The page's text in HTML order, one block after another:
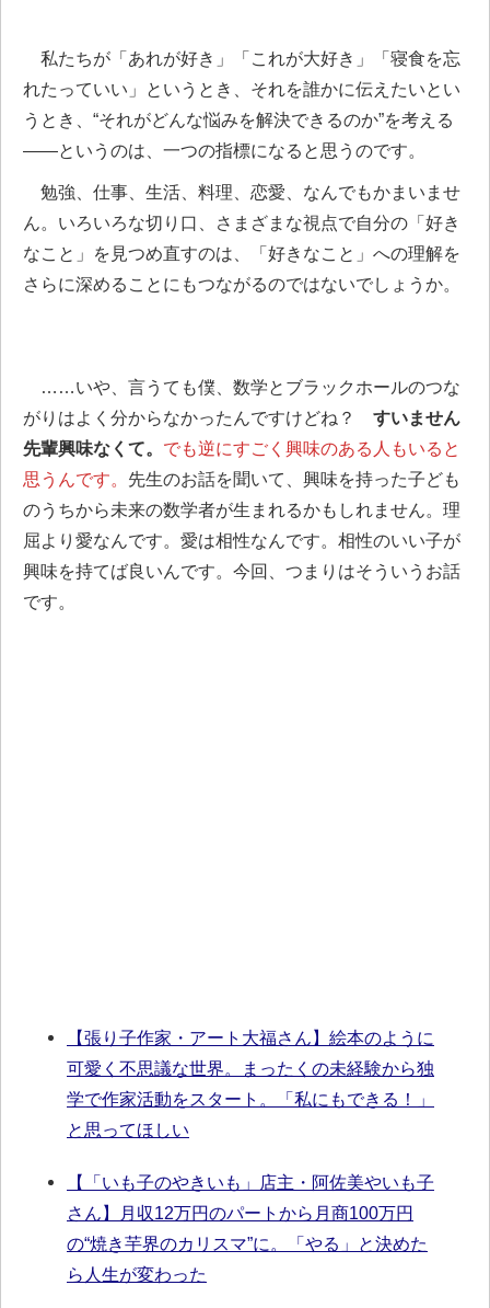
私たちが「あれが好き」「これが大好き」「寝食を忘
れたっていい」というとき、それを誰かに伝えたいとい
うとき、“それがどんな悩みを解決できるのか”を考える
――というのは、一つの指標になると思うのです。
勉強、仕事、生活、料理、恋愛、なんでもかまいませ
ん。いろいろな切り口、さまざまな視点で自分の「好き
なこと」を見つめ直すのは、「好きなこと」への理解を
さらに深めることにもつながるのではないでしょうか。
……いや、言うても僕、数学とブラックホールのつな
がりはよく分からなかったんですけどね？ すいません
先輩興味なくて。 でも逆にすごく興味のある人もいると
思うんです。 先生のお話を聞いて、興味を持った子ども
のうちから未来の数学者が生まれるかもしれません。理
屈より愛なんです。愛は相性なんです。相性のいい子が
興味を持てば良いんです。今回、つまりはそういうお話
です。
【張り子作家・アート大福さん】絵本のように
可愛く不思議な世界。まったくの未経験から独
学で作家活動をスタート。「私にもできる！」
と思ってほしい
【「いも子のやきいも」店主・阿佐美やいも子
さん】月収12万円のパートから月商100万円
の“焼き芋界のカリスマ”に。「やる」と決めた
ら人生が変わった